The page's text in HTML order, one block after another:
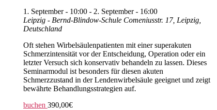
1. September - 10:00 - 2. September - 16:00
Leipzig - Bernd-Blindow-Schule Comeniusstr. 17, Leipzig,
Deutschland
Oft stehen Wirbelsäulenpatienten mit einer superakuten
Schmerzintensität vor der Entscheidung, Operation oder ein
letzter Versuch sich konservativ behandeln zu lassen. Dieses
Seminarmodul ist besonders für diesen akuten
Schmerzzustand in der Lendenwirbelsäule geeignet und zeigt
bewährte Behandlungsstrategien auf.
buchen 390,00€